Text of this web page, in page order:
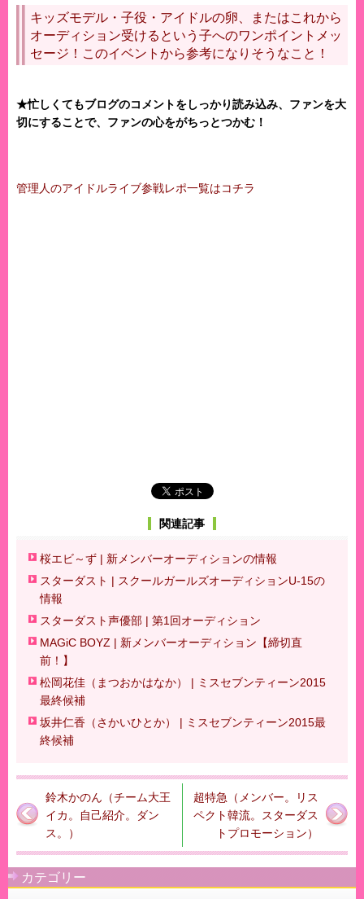
キッズモデル・子役・アイドルの卵、またはこれから
オーディション受けるという子へのワンポイントメッ
セージ！このイベントから参考になりそうなこと！
★忙しくてもブログのコメントをしっかり読み込み、ファンを大
切にすることで、ファンの心をがちっとつかむ！
管理人のアイドルライブ参戦レポ一覧はコチラ
関連記事
桜エビ～ず | 新メンバーオーディションの情報
スターダスト | スクールガールズオーディションU-15の
情報
スターダスト声優部 | 第1回オーディション
MAGiC BOYZ | 新メンバーオーディション【締切直
前！】
松岡花佳（まつおかはなか） | ミスセブンティーン2015
最終候補
坂井仁香（さかいひとか） | ミスセブンティーン2015最
終候補
鈴木かのん（チーム大王
イカ。自己紹介。ダン
ス。）
超特急（メンバー。リス
ペクト韓流。スターダス
トプロモーション）
カテゴリー